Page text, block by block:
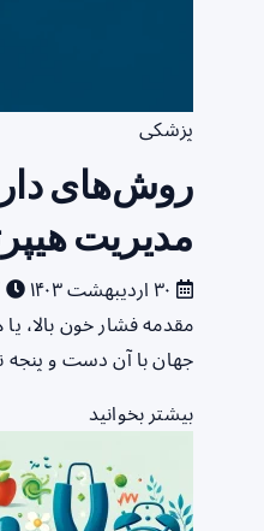
پزشکی
روش‌های
مدیریت
مقدمه فشار خون بالا،
جهان با آن دست و پنجه
بیشتر بخوانید